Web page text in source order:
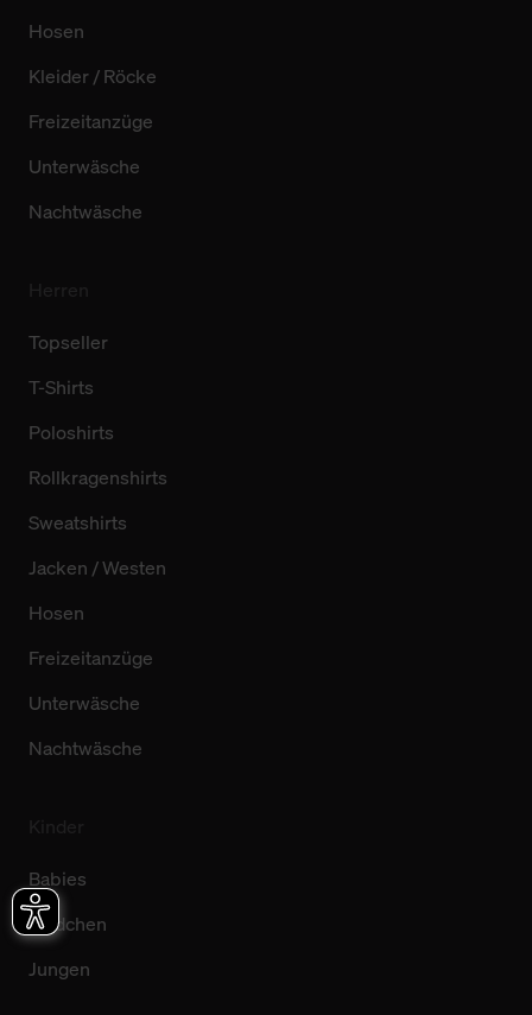
Hosen
Kleider / Röcke
Freizeitanzüge
Unterwäsche
Nachtwäsche
Topseller
T-Shirts
Poloshirts
Rollkragenshirts
Sweatshirts
Jacken / Westen
Hosen
Freizeitanzüge
Unterwäsche
Nachtwäsche
Babies
Mädchen
Jungen